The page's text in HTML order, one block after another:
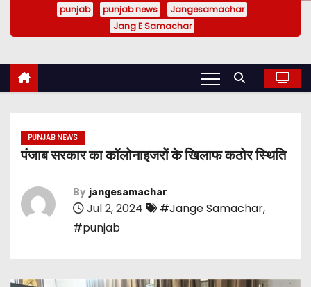
punjab
punjab news
Jangesamachar
Jang E Samachar
PUNJAB NEWS
पंजाब सरकार का कॉलोनाइजरों के खिलाफ कठोर स्थिति
By jangesamachar
Jul 2, 2024 #Jange Samachar,
#punjab